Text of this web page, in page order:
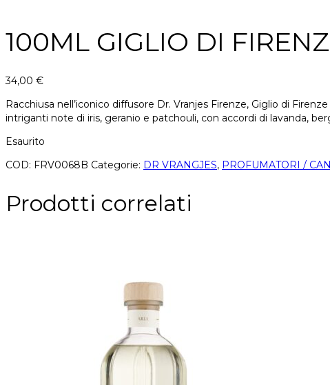
100ML GIGLIO DI
34,00 €
Racchiusa nell’iconico diffusore Dr. Vranjes Firenze, Giglio di
intriganti note di iris, geranio e patchouli, con accordi di lavanda,
Esaurito
COD: FRV0068B Categorie: DR VRANGJES, PROFUMATORI /
Prodotti correlati